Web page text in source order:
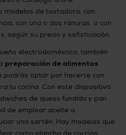
modelos de tostadora, con
con una o dos ranuras, o con
según su precio y sofisticación.
electrodoméstico, también
preparación de alimentos
podrás optar por hacerte con
tu cocina. Con este dispositivo
de queso fundido y pan
de emplear aceite o
una sartén. Hay modelos que